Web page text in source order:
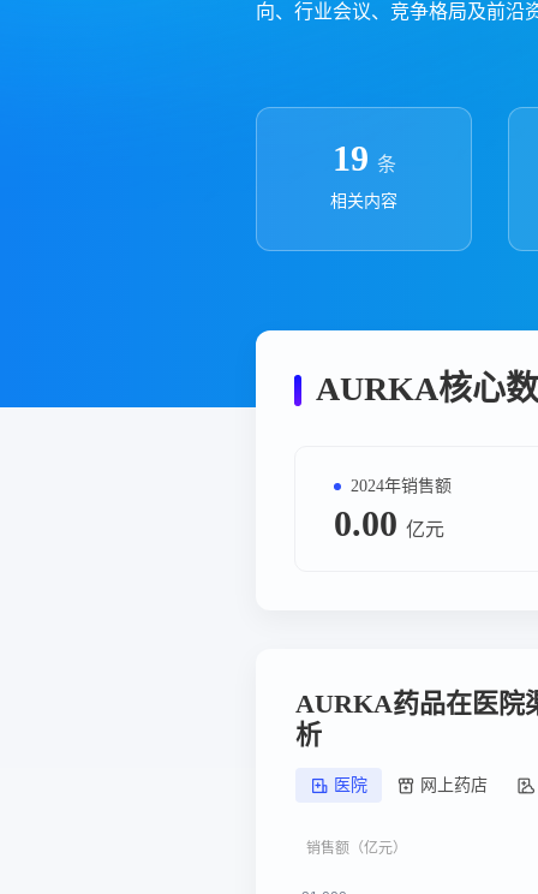
时讯
政策法规
药品生产企业
向、行业会议、竞争格局及前沿
19 条
相关内容
AURKA核心
2024年销售额
0.00 亿元
AURKA药品在医院
析
医院 网上药店